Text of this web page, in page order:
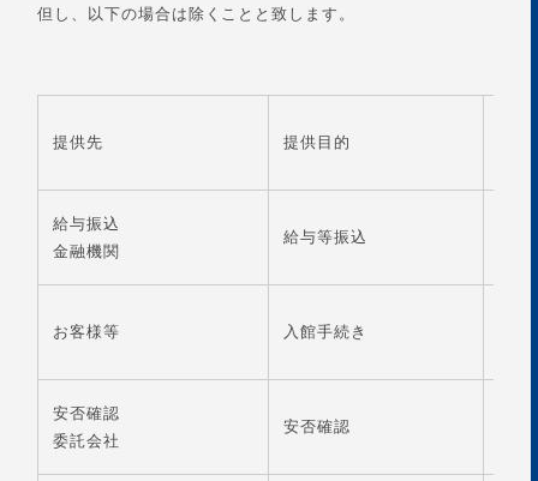
但し、以下の場合は除くことと致します。
提供先 提供目的
給与振込
金融機関
給与等振込
お客様等 入館手続き
安否確認
委託会社
安否確認